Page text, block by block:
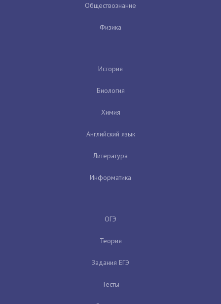
Обществознание
Физика
История
Биология
Химия
Английский язык
Литература
Информатика
ОГЭ
Теория
Задания ЕГЭ
Тесты